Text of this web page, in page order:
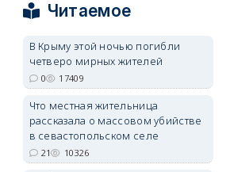
Читаемое
В Крыму этой ночью погибли
четверо мирных жителей
0 17409
Что местная жительница
рассказала о массовом убийстве
в севастопольском селе
21 10326